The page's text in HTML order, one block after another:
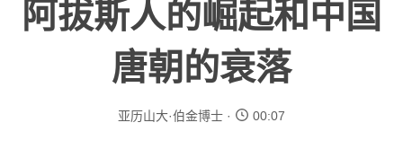
阿拔斯人的崛起和中国
唐朝的衰落
亚历山大·伯金博士 00:07